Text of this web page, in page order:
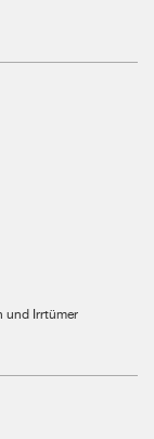
und Irrtümer